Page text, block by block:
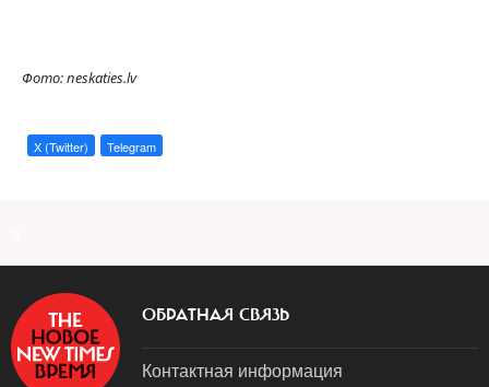
Фото: neskaties.lv
X (Twitter) Telegram
ОБРАТНАЯ СВЯЗЬ
Контактная информация